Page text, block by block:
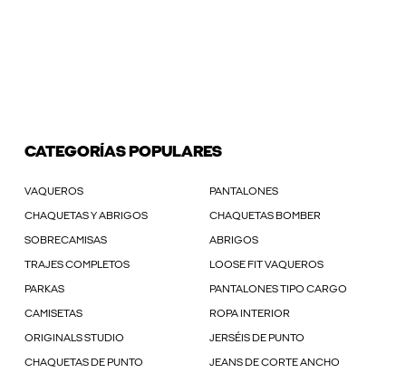
CATEGORÍAS POPULARES
VAQUEROS PANTALONES
CHAQUETAS Y ABRIGOS CHAQUETAS BOMBER
SOBRECAMISAS ABRIGOS
TRAJES COMPLETOS LOOSE FIT VAQUEROS
PARKAS PANTALONES TIPO CARGO
CAMISETAS ROPA INTERIOR
ORIGINALS STUDIO JERSÉIS DE PUNTO
CHAQUETAS DE PUNTO JEANS DE CORTE ANCHO